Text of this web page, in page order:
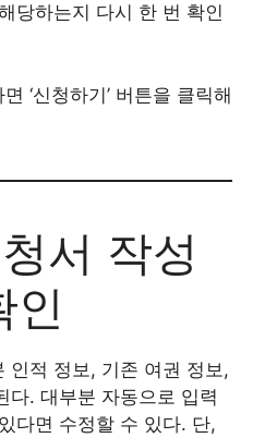
당하는지 다시 한 번 확인
‘신청하기’ 버튼을 클릭해
서 작성
인
인적 정보, 기존 여권 정보,
다. 대부분 자동으로 입력
다면 수정할 수 있다. 단,